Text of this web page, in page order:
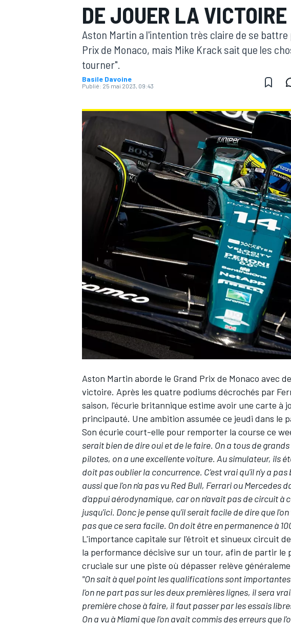
MOTOGP
WRC
WEC
DE JOUER LA
Aston Martin a l'intention très claire de se
Prix de Monaco, mais Mike Krack sait que les
tourner".
Basile Davoine
Publié: 25 mai 2023, 09:43
Aston Martin aborde le Grand Prix de Monaco avec de
victoire. Après les quatre podiums décrochés par
saison, l'écurie britannique estime avoir une carte à
principauté. Une ambition assumée ce jeudi dans le
Son écurie court-elle pour remporter la course ce
serait bien de dire oui et de le faire. On a tous de
pilotes, on a une excellente voiture. Au simulateur, ils
doit pas oublier la concurrence. C'est vrai qu'il n'y a
aussi que l'on n'a pas vu Red Bull, Ferrari ou
d'appui aérodynamique, car on n'avait pas de circuit
jusqu'ici. Donc je pense qu'il serait facile de dire que
pas que ce sera facile. On doit être en permanence à
L'importance capitale sur l'étroit et sinueux circuit
la performance décisive sur un tour, afin de partir le
cruciale sur une piste où dépasser relève
"On sait à quel point les qualifications sont
l'on ne part pas sur les deux premières lignes, il sera
première chose à faire, il faut passer par les essais
On a vu à Miami que l'on avait commis des erreurs que